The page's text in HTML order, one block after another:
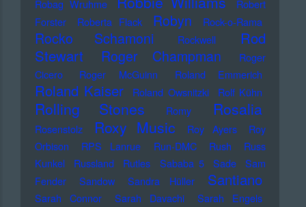
Robag Wruhme
Robert
Forster
Roberta Flack Robyn Rock-o-Rama
Rocko Schamoni Rockwell
Rod
Stewart
Roger Champman
Roger
Cicero
Roger McGuinn Roland Emmerich
Roland Kaiser Roland Owsnitzki Rolf Kühn
Rolling Stones Romy Rosalia
Rosenstolz Roxy Music Roy Ayers
Roy
Orbison
RPS Lanrue Run-DMC Rush
Russ
Kunkel
Russland Rutles Sababa 5 Sade
Sam
Fender
Sandow Sandra Hüller Santiano
Sarah Connor Sarah Davachi
Sarah Engels